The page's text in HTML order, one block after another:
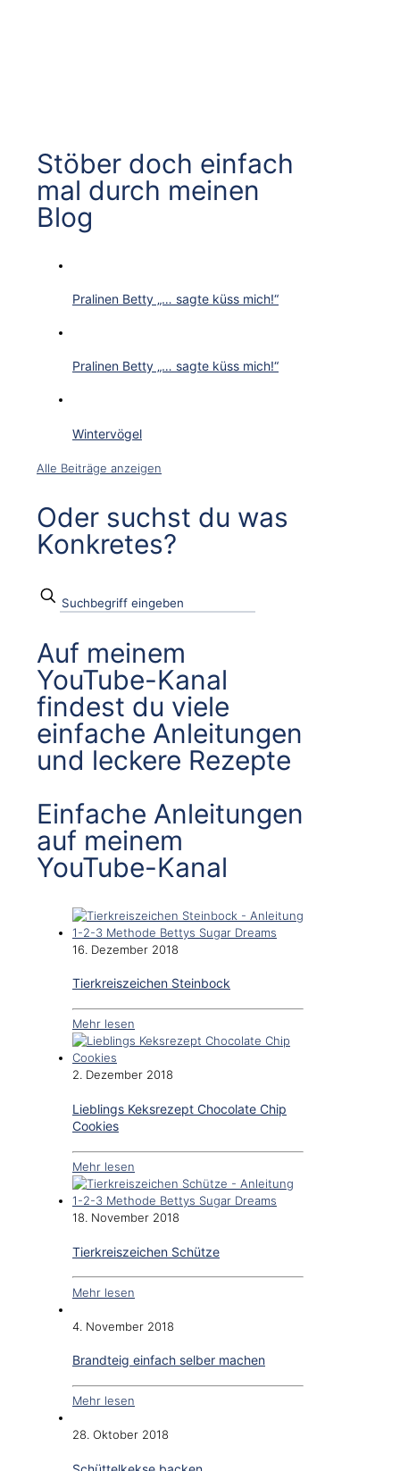
Stöber doch einfach
mal durch meinen
Blog
Pralinen Betty „… sagte küss mich!“
Pralinen Betty „… sagte küss mich!“
Wintervögel
Alle Beiträge anzeigen
Oder suchst du was
Konkretes?
Auf meinem
YouTube-Kanal
findest du viele
einfache Anleitungen
und leckere Rezepte
Einfache Anleitungen
auf meinem
YouTube-Kanal
16. Dezember 2018
Tierkreiszeichen Steinbock
Mehr lesen
2. Dezember 2018
Lieblings Keksrezept Chocolate Chip
Cookies
Mehr lesen
18. November 2018
Tierkreiszeichen Schütze
Mehr lesen
4. November 2018
Brandteig einfach selber machen
Mehr lesen
28. Oktober 2018